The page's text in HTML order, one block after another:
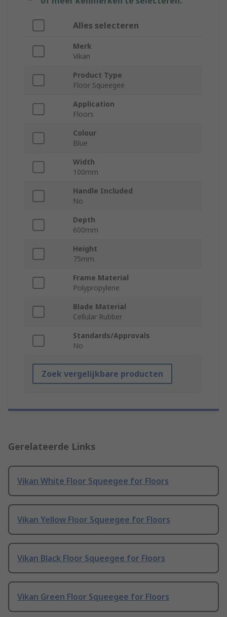
Alles selecteren
Merk
Vikan
Product Type
Floor Squeegee
Application
Floors
Colour
Blue
Width
100mm
Handle Included
No
Depth
600mm
Height
75mm
Frame Material
Polypropylene
Blade Material
Cellular Rubber
Standards/Approvals
No
Zoek vergelijkbare producten
Gerelateerde Links
Vikan White Floor Squeegee for Floors
Vikan Yellow Floor Squeegee for Floors
Vikan Black Floor Squeegee for Floors
Vikan Green Floor Squeegee for Floors